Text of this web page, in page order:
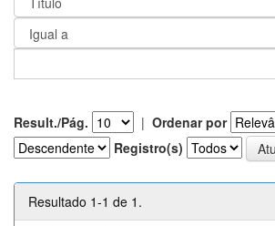
Result./Pág. | Ordenar por
Registro(s)
Resultado 1-1 de 1.